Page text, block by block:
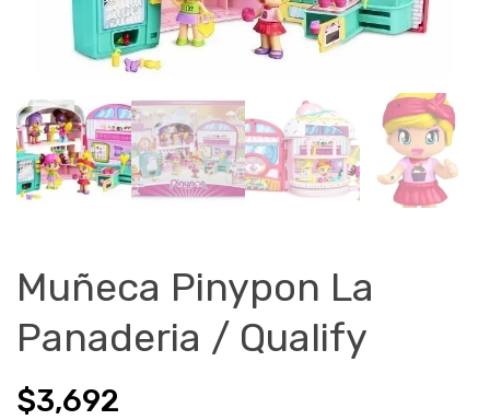
Muñeca Pinypon La
Panaderia / Qualify
$3,692